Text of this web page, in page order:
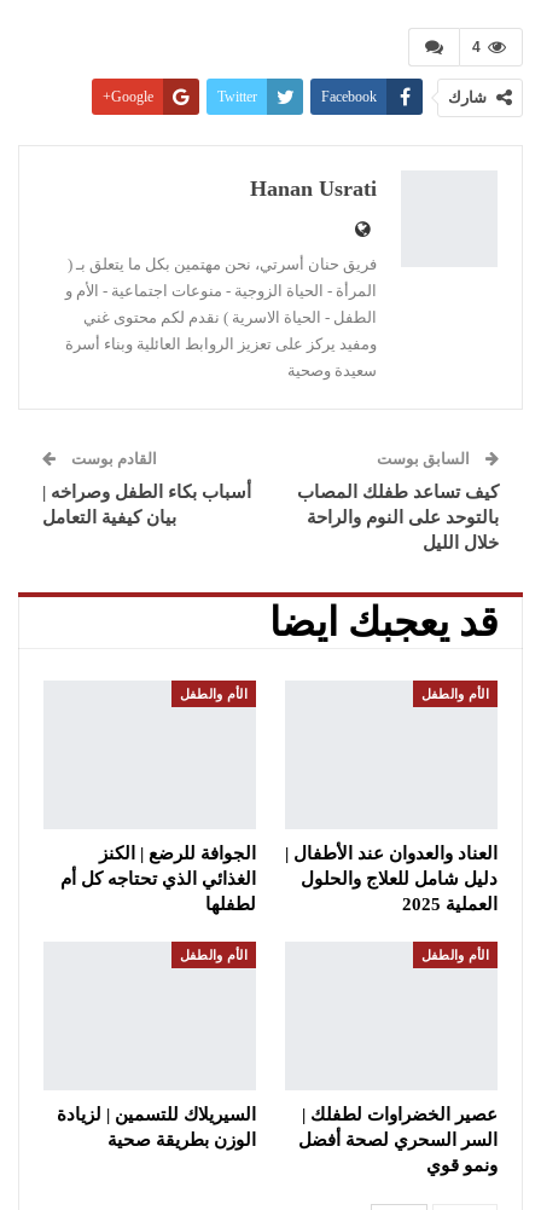
4
شارك Facebook
Twitter
Google+
Linkedin
Hanan Usrati
فريق حنان أسرتي، نحن مهتمين بكل ما يتعلق بـ (
المرأة - الحياة الزوجية - منوعات اجتماعية - الأم و
الطفل - الحياة الاسرية ) نقدم لكم محتوى غني
ومفيد يركز على تعزيز الروابط العائلية وبناء أسرة
سعيدة وصحية
السابق بوست
كيف تساعد طفلك المصاب
بالتوحد على النوم والراحة
خلال الليل
القادم بوست
أسباب بكاء الطفل وصراخه |
بيان كيفية التعامل
قد يعجبك ايضا
الأم والطفل
العناد والعدوان عند الأطفال |
دليل شامل للعلاج والحلول
العملية 2025
الأم والطفل
الجوافة للرضع | الكنز
الغذائي الذي تحتاجه كل أم
لطفلها
الأم والطفل
عصير الخضراوات لطفلك |
السر السحري لصحة أفضل
ونمو قوي
الأم والطفل
السيريلاك للتسمين | لزيادة
الوزن بطريقة صحية